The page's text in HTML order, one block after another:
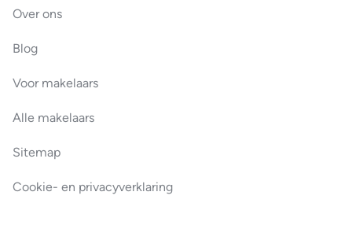
Over ons
Blog
Voor makelaars
Alle makelaars
Sitemap
Cookie- en privacyverklaring